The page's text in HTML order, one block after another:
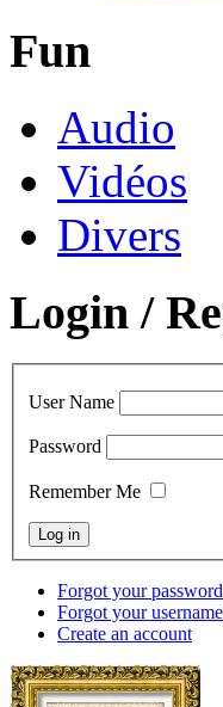
Fun
Audio
Vidéos
Divers
Login /
User Name
Password
Remember Me
Forgot your
Forgot your
Create an account